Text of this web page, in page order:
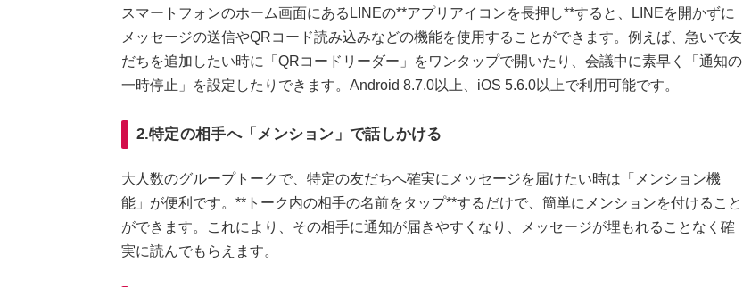
スマートフォンのホーム画面にあるLINEの**アプリアイコンを長押し**すると、LINEを開かずに
メッセージの送信やQRコード読み込みなどの機能を使用することができます。例えば、急いで友
だちを追加したい時に「QRコードリーダー」をワンタップで開いたり、会議中に素早く「通知の
一時停止」を設定したりできます。Android 8.7.0以上、iOS 5.6.0以上で利用可能です。
2.特定の相手へ「メンション」で話しかける
大人数のグループトークで、特定の友だちへ確実にメッセージを届けたい時は「メンション機
能」が便利です。**トーク内の相手の名前をタップ**するだけで、簡単にメンションを付けること
ができます。これにより、その相手に通知が届きやすくなり、メッセージが埋もれることなく確
実に読んでもらえます。